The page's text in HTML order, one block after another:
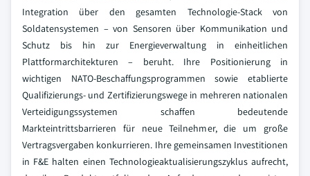
Integration über den gesamten Technologie-Stack von
Soldatensystemen – von Sensoren über Kommunikation und
Schutz bis hin zur Energieverwaltung in einheitlichen
Plattformarchitekturen – beruht.Ihre Positionierung in
wichtigen NATO-Beschaffungsprogrammen sowie etablierte
Qualifizierungs- und Zertifizierungswege in mehreren nationalen
Verteidigungssystemen schaffen bedeutende
Markteintrittsbarrieren für neue Teilnehmer, die um große
Vertragsvergaben konkurrieren. Ihre gemeinsamen Investitionen
in F&E halten einen Technologieaktualisierungszyklus aufrecht,